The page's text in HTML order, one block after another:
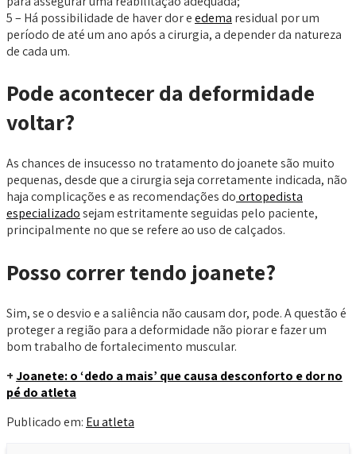
5 – Há possibilidade de haver dor eedema residual por um
período de até um ano após a cirurgia, a depender da natureza
de cada um.
Pode acontecer da deformidade
voltar?
As chances de insucesso no tratamento do joanete são muito
pequenas, desde que a cirurgia seja corretamente indicada, não
haja complicações e as recomendações doortopedista
especializadosejam estritamente seguidas pelo paciente,
principalmente no que se refere ao uso de calçados.
Posso correr tendo joanete?
Sim, se o desvio e a saliência não causam dor, pode. A questão é
proteger a região para a deformidade não piorar e fazer um
bom trabalho de fortalecimento muscular.
+Joanete: o ‘dedo a mais’ que causa desconforto e dor no
pé do atleta
Publicado em: Eu atleta